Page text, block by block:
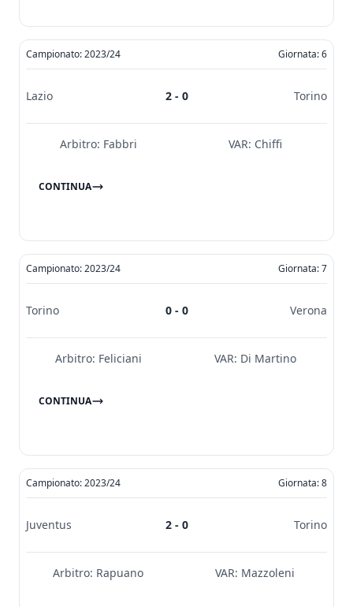
Campionato: 2023/24 Giornata: 6
Lazio 2 - 0 Torino
Arbitro: Fabbri VAR: Chiffi
CONTINUA
Campionato: 2023/24 Giornata: 7
Torino 0 - 0 Verona
Arbitro: Feliciani VAR: Di Martino
CONTINUA
Campionato: 2023/24 Giornata: 8
Juventus 2 - 0 Torino
Arbitro: Rapuano VAR: Mazzoleni